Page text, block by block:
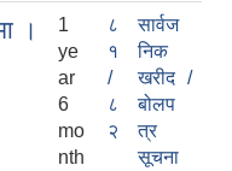
।
1
ye
ar
6
mo
nth
८
१
/
८
२
सार्वज
निक
खरीद /
बोलप
त्र
सूचना